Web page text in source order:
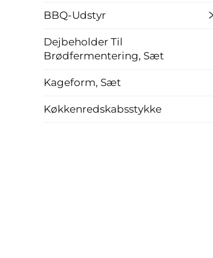
BBQ-Udstyr
Dejbeholder Til
Brødfermentering, Sæt
Kageform, Sæt
Køkkenredskabsstykke